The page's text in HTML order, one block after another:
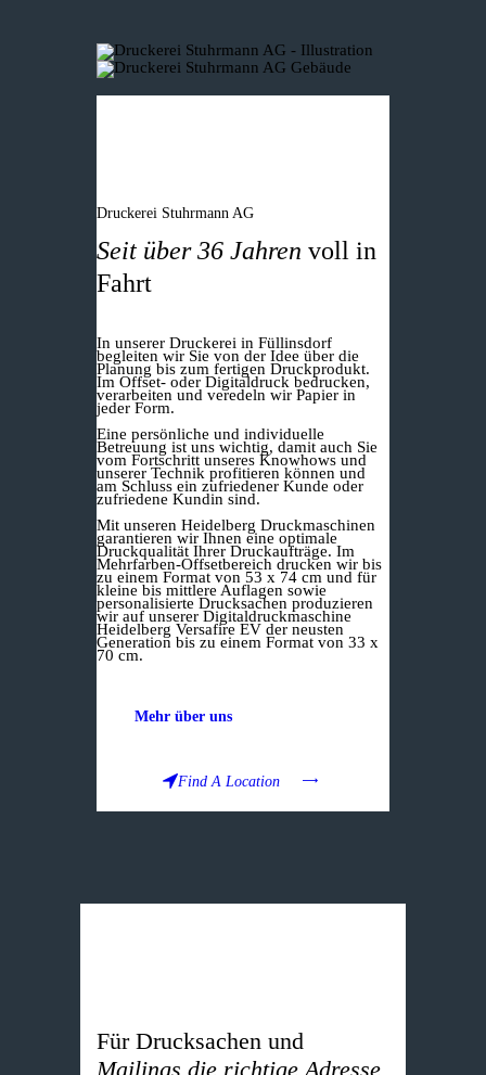
Druckerei Stuhrmann AG
Seit über 36 Jahren voll in
Fahrt
In unserer Druckerei in Füllinsdorf
begleiten wir Sie von der Idee über die
Planung bis zum fertigen Druckprodukt.
Im Offset- oder Digitaldruck bedrucken,
verarbeiten und veredeln wir Papier in
jeder Form.
Eine persönliche und individuelle
Betreuung ist uns wichtig, damit auch Sie
vom Fortschritt unseres Knowhows und
unserer Technik profitieren können und
am Schluss ein zufriedener Kunde oder
zufriedene Kundin sind.
Mit unseren Heidelberg Druckmaschinen
garantieren wir Ihnen eine optimale
Druckqualität Ihrer Druckaufträge. Im
Mehrfarben-Offsetbereich drucken wir bis
zu einem Format von 53 x 74 cm und für
kleine bis mittlere Auflagen sowie
personalisierte Drucksachen produzieren
wir auf unserer Digitaldruckmaschine
Heidelberg Versafire EV der neusten
Generation bis zu einem Format von 33 x
70 cm.
Mehr über uns
Find A Location
Für Drucksachen und
Mailings die richtige Adresse